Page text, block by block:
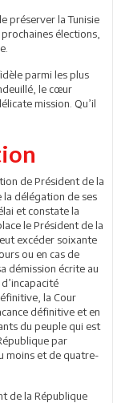
préserver la Tunisie
élections,
parmi les plus
le cœur
mission. Qu’il
de Président de la
délégation de ses
et constate la
le Président de la
excéder soixante
ou en cas de
démission écrite au
la Cour
définitive et en
du peuple qui est
par
moins et de quatre-
de la République